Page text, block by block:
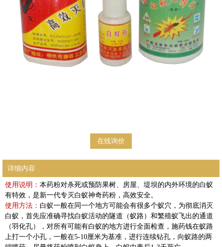
在线询价
详细内容
使用说明： 本药粉对杀死或预防果树、房屋、堤坝的内外环境的白蚁
有特效，是新一代专灭白蚁神奇药粉，高效安全。
使用方法： 白蚁一般在同一个地方可能会有很多个蚁穴，为彻底消灭
白蚁，首先应准确寻找白蚁活动的隧道（蚁路）和繁殖蚁飞出的通道
（羽化孔），对所有可能有白蚁的地方进行全面检查，施药钱在蚁路
上打一个小孔，一般在5-10厘米为基准，进行连续钻孔，向蚁路的两